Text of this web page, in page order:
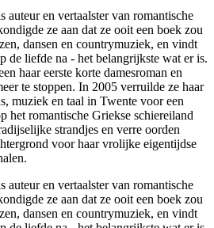
auteur en vertaalster van romantische
ze aan dat ze ooit een boek zou
dansen en countrymuziek, en vindt
de liefde na - het belangrijkste wat er is.
haar eerste korte damesroman en
te stoppen. In 2005 verruilde ze haar
muziek en taal in Twente voor een
het romantische Griekse schiereiland
strandjes en verre oorden
voor haar vrolijke eigentijdse
auteur en vertaalster van romantische
ze aan dat ze ooit een boek zou
dansen en countrymuziek, en vindt